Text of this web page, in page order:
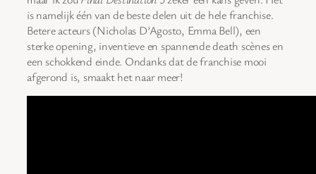
is namelijk één van de beste delen uit de hele franchise.
Betere acteurs (Nicholas D’Agosto, Emma Bell), een
sterke opening, inventieve en spannende death scènes en
een schokkend einde. Ondanks dat de franchise mooi
afgerond is, smaakt het naar meer!